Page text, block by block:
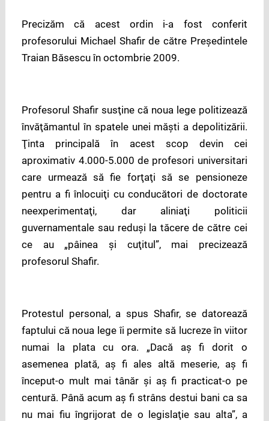
Precizăm că acest ordin i-a fost conferit
profesorului Michael Shafir de către Preşedintele
Traian Băsescu în octombrie 2009.
Profesorul Shafir susţine că noua lege politizează
învăţămantul în spatele unei măşti a depolitizării.
Ţinta principală în acest scop devin cei
aproximativ 4.000-5.000 de profesori universitari
care urmează să fie forţaţi să se pensioneze
pentru a fi înlocuiţi cu conducători de doctorate
neexperimentaţi, dar aliniaţi politicii
guvernamentale sau reduşi la tăcere de către cei
ce au „pâinea şi cuţitul”, mai precizează
profesorul Shafir.
Protestul personal, a spus Shafir, se datorează
faptului că noua lege îi permite să lucreze în viitor
numai la plata cu ora. „Dacă aş fi dorit o
asemenea plată, aş fi ales altă meserie, aş fi
început-o mult mai tânăr şi aş fi practicat-o pe
centură. Până acum aş fi strâns destui bani ca sa
nu mai fiu îngrijorat de o legislaţie sau alta”, a